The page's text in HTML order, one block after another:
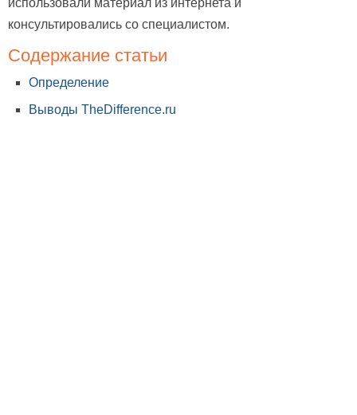
использовали материал из интернета и
консультировались со специалистом.
Содержание статьи
Определение
Выводы TheDifference.ru